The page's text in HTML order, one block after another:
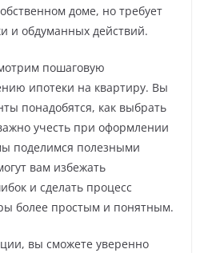
доме, но требует
и обдуманных действий.
пошаговую
ипотеки на квартиру. Вы
понадобятся, как выбрать
учесть при оформлении
поделимся полезными
вам избежать
и сделать процесс
более простым и понятным.
вы сможете уверенно